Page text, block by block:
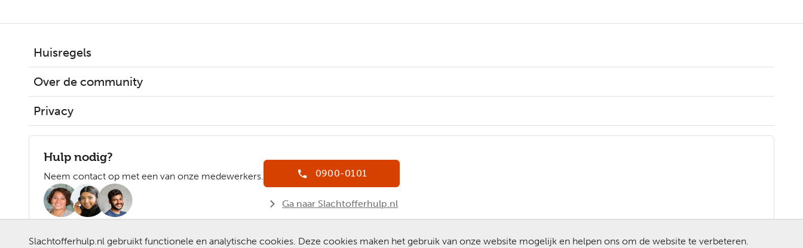
Slachtofferhulp.nl gebruikt functionele en analytische cookies. Deze cookies maken het gebruik van onze website mogelijk en helpen ons om de website te verbeteren.
Huisregels
Over de community
Privacy
Hulp nodig?
Neem contact op met een van onze medewerkers. 0900-0101
Ga naar Slachtofferhulp.nl